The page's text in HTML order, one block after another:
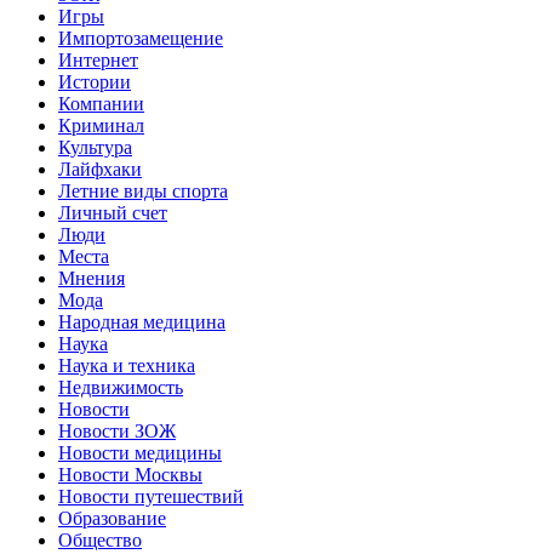
Игры
Импортозамещение
Интернет
Истории
Компании
Криминал
Культура
Лайфхаки
Летние виды спорта
Личный счет
Люди
Места
Мнения
Мода
Народная медицина
Наука
Наука и техника
Недвижимость
Новости
Новости ЗОЖ
Новости медицины
Новости Москвы
Новости путешествий
Образование
Общество